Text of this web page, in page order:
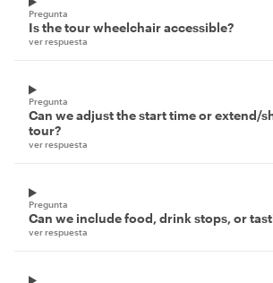
Pregunta
Is the tour wheelchair accessible?
ver respuesta
Pregunta
Can we adjust the start time or extend/
tour?
ver respuesta
Pregunta
Can we include food, drink stops, or
ver respuesta